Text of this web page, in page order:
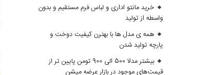
🔸 خرید مانتو اداری و لباس فرم مستقیم و بدون
واسطه از تولید
🔸 همه ی مدل ها با بهترن کیفیت دوخت و
پارچه تولید شدن
🔸 بیشتر مدلا 500 الی 900 تومن پایین تر از
قیمت‌های موجود در بازار عرضه میشن